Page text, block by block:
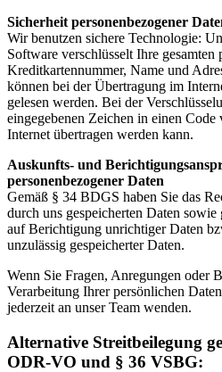
Sicherheit personenbezogener
Wir benutzen sichere Technologie:
Software verschlüsselt Ihre
Kreditkartennummer, Name und
können bei der Übertragung im
gelesen werden. Bei der
eingegebenen Zeichen in einen
Internet übertragen werden kann.
Auskunfts- und
personenbezogener Daten
Gemäß § 34 BDGS haben Sie das
durch uns gespeicherten Daten
auf Berichtigung unrichtiger Daten
unzulässig gespeicherter Daten.
Wenn Sie Fragen, Anregungen oder
Verarbeitung Ihrer persönlichen
jederzeit an unser Team wenden.
Alternative Streitbeilegung
ODR-VO und § 36 VSBG: